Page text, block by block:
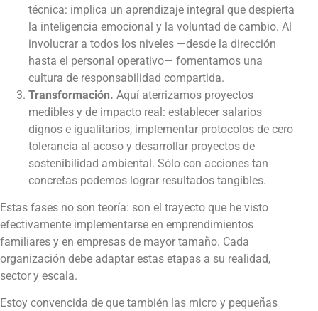
técnica: implica un aprendizaje integral que despierta
la inteligencia emocional y la voluntad de cambio. Al
involucrar a todos los niveles —desde la dirección
hasta el personal operativo— fomentamos una
cultura de responsabilidad compartida.
Transformación. Aquí aterrizamos proyectos
medibles y de impacto real: establecer salarios
dignos e igualitarios, implementar protocolos de cero
tolerancia al acoso y desarrollar proyectos de
sostenibilidad ambiental. Sólo con acciones tan
concretas podemos lograr resultados tangibles.
Estas fases no son teoría: son el trayecto que he visto
efectivamente implementarse en emprendimientos
familiares y en empresas de mayor tamaño. Cada
organización debe adaptar estas etapas a su realidad,
sector y escala.
Estoy convencida de que también las micro y pequeñas